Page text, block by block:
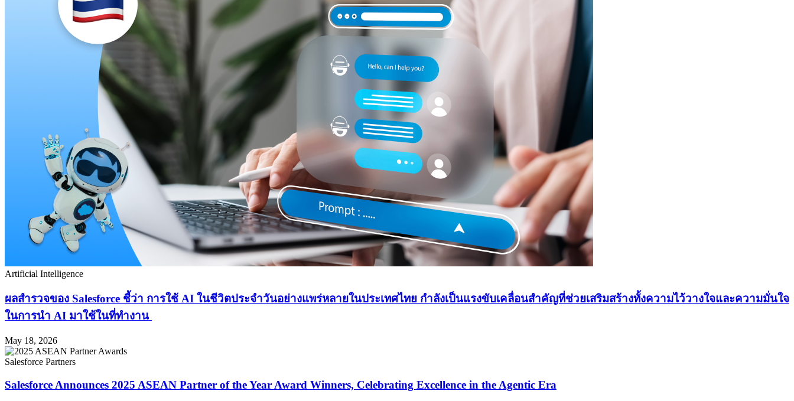
Artificial Intelligence
ผลสำรวจของ Salesforce ชี้ว่า การใช้ AI ในชีวิตประจำวันอย่างแพร่หลายในประเทศไทย กำลังเป็นแรงขับเคลื่อนสำคัญที่ช่วยเสริมสร้างทั้งความไว้วางใจและความมั่นใจ
ในการนำ AI มาใช้ในที่ทำงาน
May 18, 2026
Salesforce Partners
Salesforce Announces 2025 ASEAN Partner of the Year Award Winners, Celebrating Excellence in the Agentic Era